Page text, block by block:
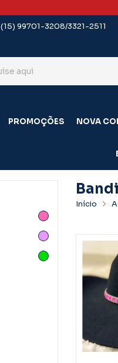
(15) 99701-3208/3321-2511
PROMOÇÕES NOVA
Início